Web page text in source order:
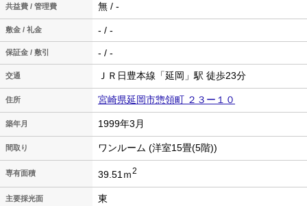
共益費 / 管理費 無 / -
敷金 / 礼金 - / -
保証金 / 敷引 - / -
交通 ＪＲ日豊本線「延岡」駅 徒歩23分
住所 宮崎県延岡市惣領町 ２３ー１０
築年月 1999年3月
間取り ワンルーム (洋室15畳(5階))
専有面積 39.51ｍ2
主要採光面 東